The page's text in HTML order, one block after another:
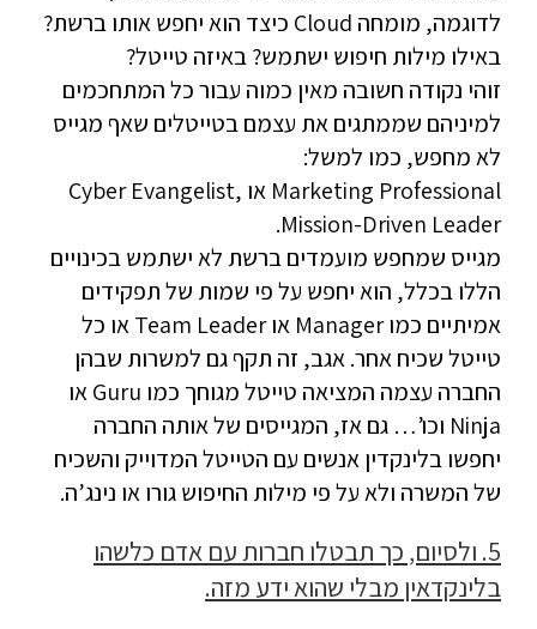
לדוגמה, מומחה Cloud כיצד הוא יחפש אותו ברשת?
באילו מילות חיפוש ישתמש? באיזה טייטל?
זוהי נקודה חשובה מאין כמוה עבור כל המתחכמים
למיניהם שממתגים את עצמם בטייטלים שאף מגייס
לא מחפש, כמו למשל:
Marketing Professional או Cyber Evangelist,
Mission-Driven Leader.
מגייס שמחפש מועמדים ברשת לא ישתמש בכינויים
הללו בכלל, הוא יחפש על פי שמות של תפקידים
אמיתיים כמו Manager או Team Leader או כל
טייטל שכיח אחר. אגב, זה תקף גם למשרות שבהן
החברה עצמה המציאה טייטל מגוחך כמו Guru או
Ninja וכו’… גם אז, המגייסים של אותה החברה
יחפשו בלינקדין אנשים עם הטייטל המדוייק והשכיח
של המשרה ולא על פי מילות החיפוש גורו או נינג’ה.
5. ולסיום, כך תבטלו חברות עם אדם כלשהו
בלינקדאין מבלי שהוא ידע מזה.